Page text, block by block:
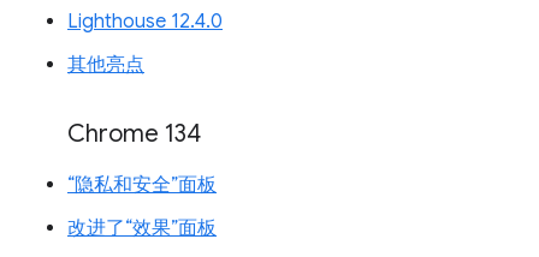
Lighthouse 12.4.0
其他亮点
Chrome 134
“隐私和安全”面板
改进了“效果”面板